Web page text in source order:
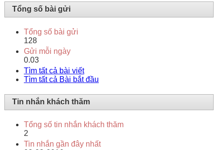
Tổng số bài gửi
Tổng số bài gửi
128
Gửi mỗi ngày
0.03
Tìm tất cả bài viết
Tìm tất cả Bài bắt đầu
Tin nhắn khách thăm
Tổng số tin nhắn khách thăm
2
Tin nhắn gần đây nhất